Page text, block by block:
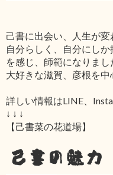
己書に出会い、人生が
自分らしく、自分にし
を感じ、師範になりまし
大好きな滋賀、彦根を
詳しい情報はLINE、
↓ ↓ ↓
【己書菜の花道場】
己書の魅力